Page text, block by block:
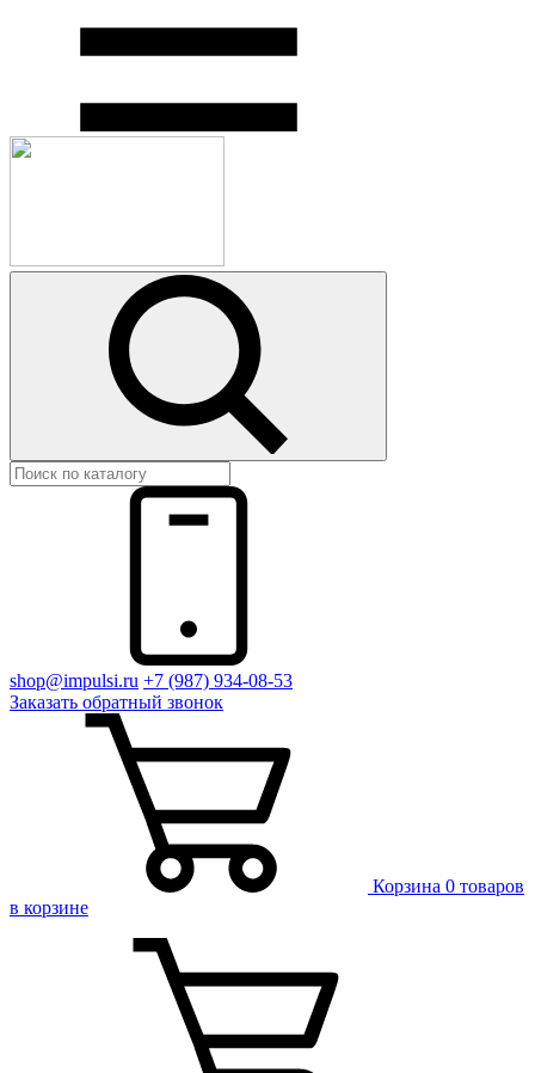
shop@impulsi.ru +7 (987) 934-08-53
Заказать обратный звонок
Корзина 0 товаров
в корзине